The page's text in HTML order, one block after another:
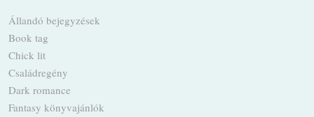
Állandó bejegyzések
Book tag
Chick lit
Családregény
Dark romance
Fantasy könyvajánlók